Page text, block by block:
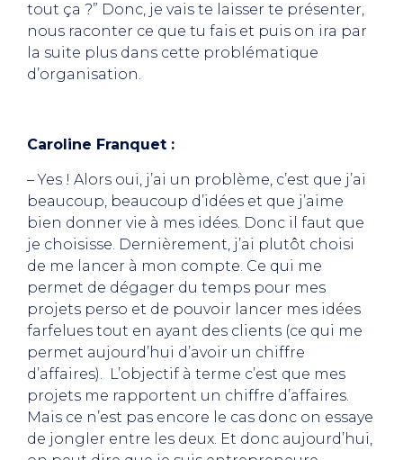
tout ça ?” Donc, je vais te laisser te présenter,
nous raconter ce que tu fais et puis on ira par
la suite plus dans cette problématique
d’organisation.
Caroline Franquet :
– Yes ! Alors oui, j’ai un problème, c’est que j’ai
beaucoup, beaucoup d’idées et que j’aime
bien donner vie à mes idées. Donc il faut que
je choisisse. Dernièrement, j’ai plutôt choisi
de me lancer à mon compte. Ce qui me
permet de dégager du temps pour mes
projets perso et de pouvoir lancer mes idées
farfelues tout en ayant des clients (ce qui me
permet aujourd’hui d’avoir un chiffre
d’affaires). L’objectif à terme c’est que mes
projets me rapportent un chiffre d’affaires.
Mais ce n’est pas encore le cas donc on essaye
de jongler entre les deux. Et donc aujourd’hui,